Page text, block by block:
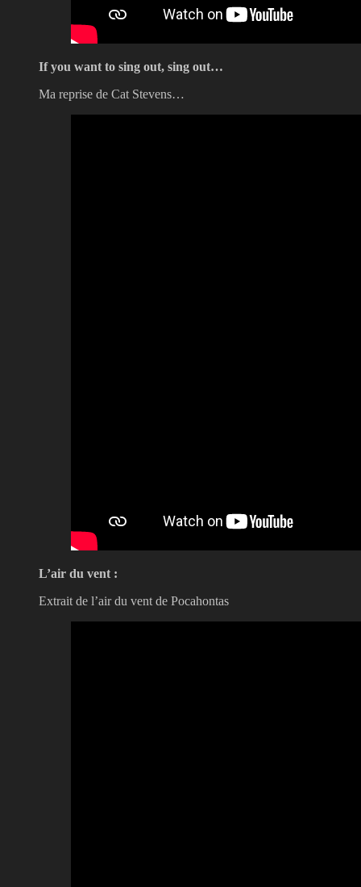
If you want to sing out, sing out…
Ma reprise de Cat Stevens…
L’air du vent :
Extrait de l’air du vent de Pocahontas